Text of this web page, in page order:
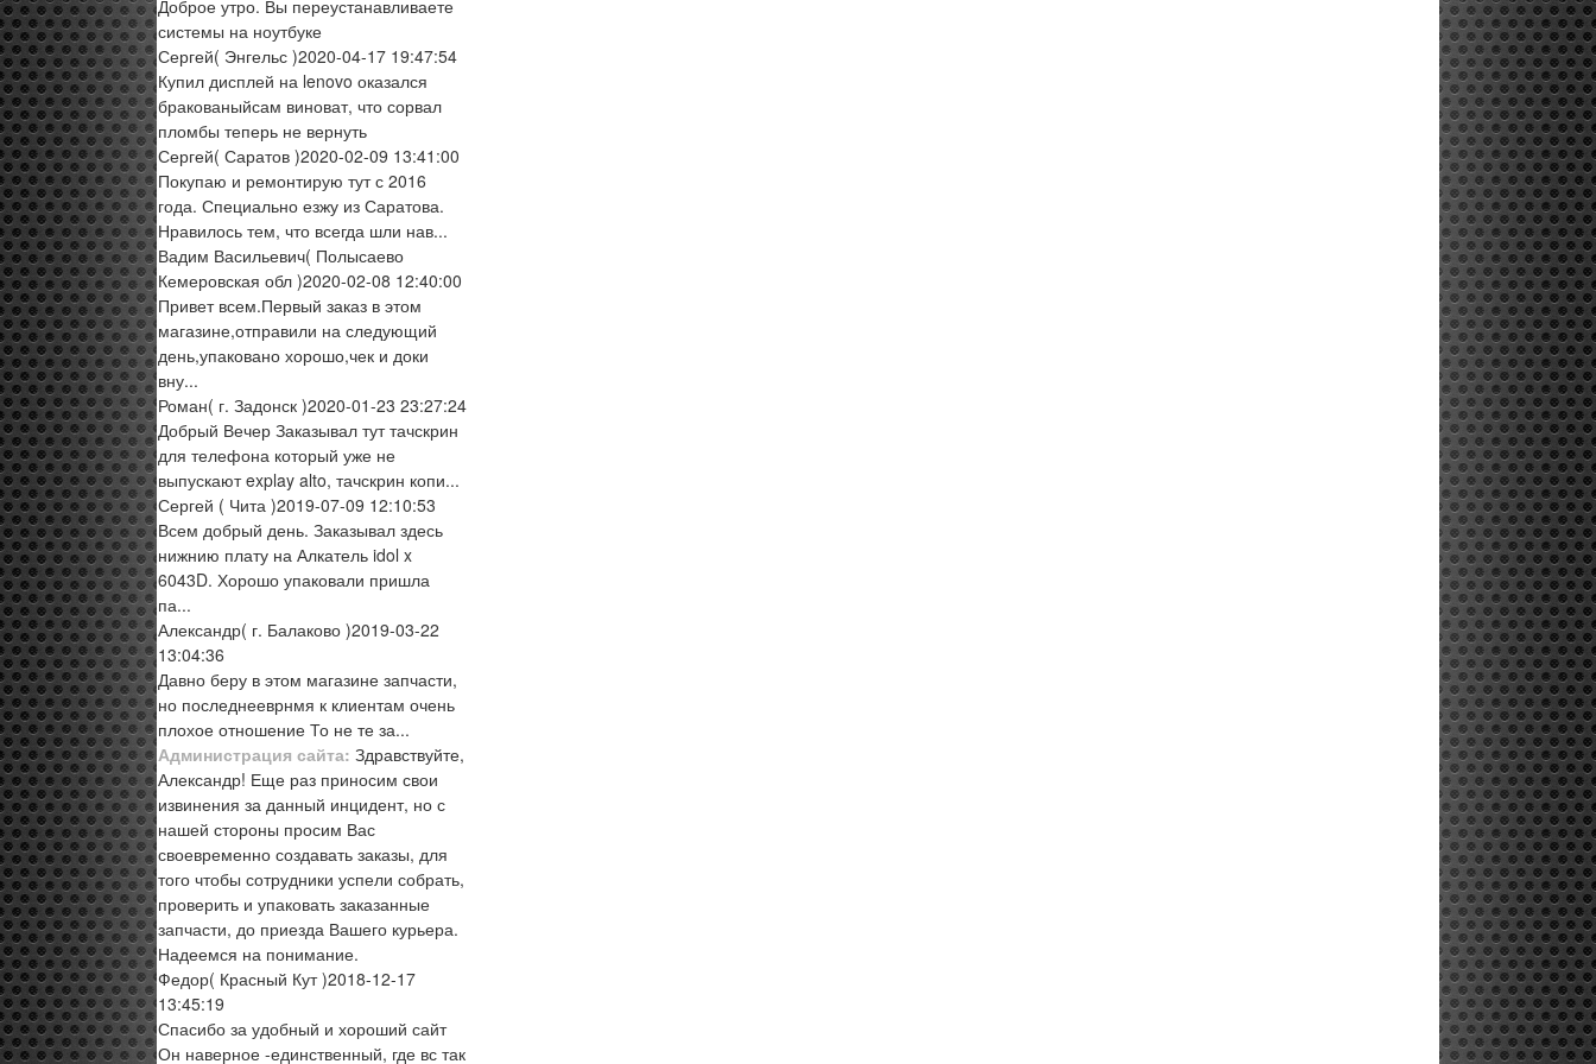
Доброе утро. Вы переустанавливаете
системы на ноутбуке
Сергей( Энгельс )2020-04-17 19:47:54
Купил дисплей на lenovo оказался
бракованыйсам виноват, что сорвал
пломбы теперь не вернуть
Сергей( Саратов )2020-02-09 13:41:00
Покупаю и ремонтирую тут с 2016
года. Специально езжу из Саратова.
Нравилось тем, что всегда шли нав...
Вадим Васильевич( Полысаево
Кемеровская обл )2020-02-08 12:40:00
Привет всем.Первый заказ в этом
магазине,отправили на следующий
день,упаковано хорошо,чек и доки
вну...
Роман( г. Задонск )2020-01-23 23:27:24
Добрый Вечер Заказывал тут тачскрин
для телефона который уже не
выпускают explay alto, тачскрин копи...
Сергей ( Чита )2019-07-09 12:10:53
Всем добрый день. Заказывал здесь
нижнию плату на Алкатель idol x
6043D. Хорошо упаковали пришла
па...
Александр( г. Балаково )2019-03-22
13:04:36
Давно беру в этом магазине запчасти,
но последнееврнмя к клиентам очень
плохое отношение То не те за...
Администрация сайта: Здравствуйте,
Александр! Еще раз приносим свои
извинения за данный инцидент, но с
нашей стороны просим Вас
своевременно создавать заказы, для
того чтобы сотрудники успели собрать,
проверить и упаковать заказанные
запчасти, до приезда Вашего курьера.
Надеемся на понимание.
Федор( Красный Кут )2018-12-17
13:45:19
Спасибо за удобный и хороший сайт
Он наверное -единственный, где вс так